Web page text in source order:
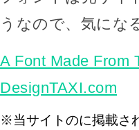
うなので、気にな
A Font Made From
DesignTAXI.com
※当サイトのに掲載さ